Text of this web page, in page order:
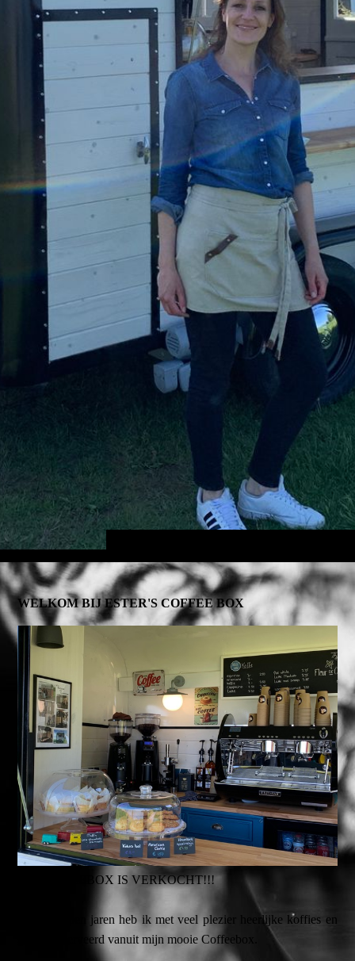
WELKOM BIJ ESTER'S COFFEE BOX
DE COFFEEBOX IS VERKOCHT!!!
De afgelopen jaren heb ik met veel plezier heerlijke koffies en
gebak geserveerd vanuit mijn mooie Coffeebox.